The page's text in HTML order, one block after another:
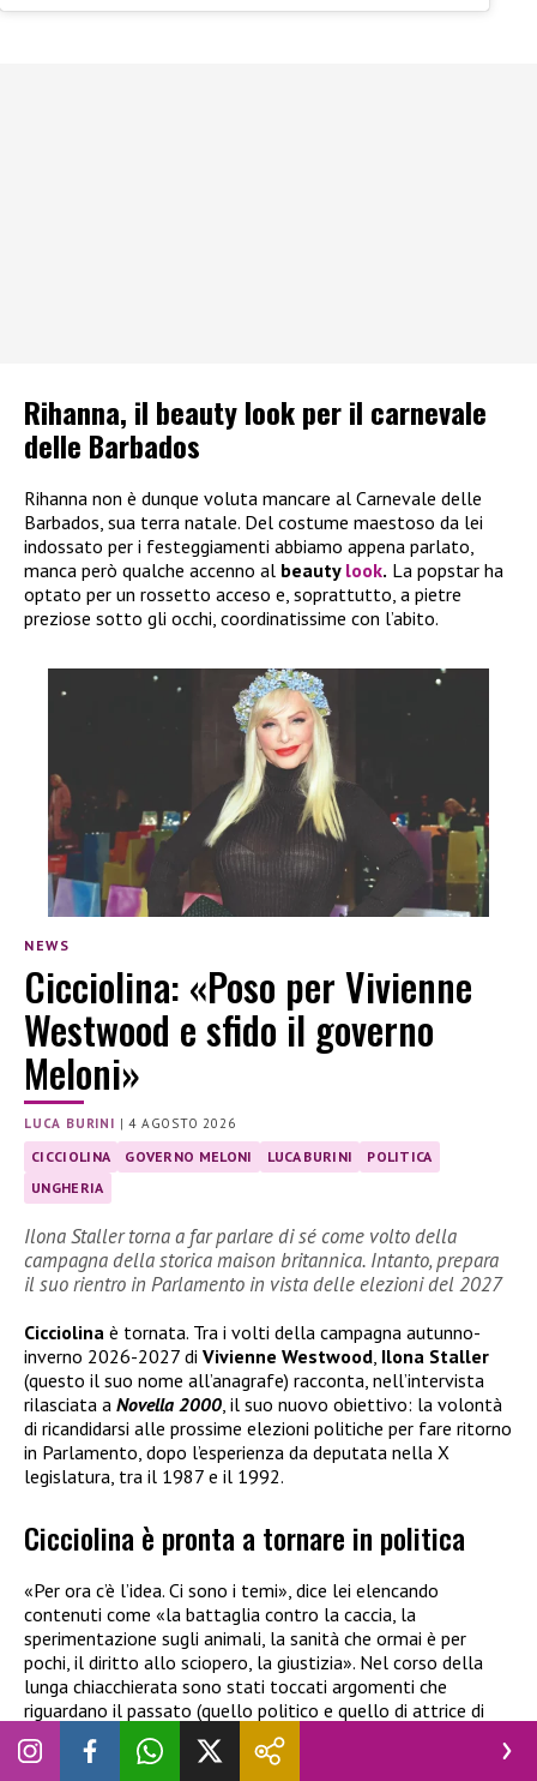
Rihanna, il beauty look per il carnevale
delle Barbados
Rihanna non è dunque voluta mancare al Carnevale delle
Barbados, sua terra natale. Del costume maestoso da lei
indossato per i festeggiamenti abbiamo appena parlato,
manca però qualche accenno al beauty look. La popstar ha
optato per un rossetto acceso e, soprattutto, a pietre
preziose sotto gli occhi, coordinatissime con l’abito.
NEWS
Cicciolina: «Poso per Vivienne
Westwood e sfido il governo
Meloni»
LUCA BURINI |4 AGOSTO 2026
CICCIOLINA GOVERNO MELONI LUCA BURINI
POLITICA
UNGHERIA
Ilona Staller torna a far parlare di sé come volto della
campagna della storica maison britannica. Intanto, prepara
il suo rientro in Parlamento in vista delle elezioni del 2027
Cicciolina è tornata. Tra i volti della campagna autunno-
inverno 2026-2027 di Vivienne Westwood, Ilona Staller
(questo il suo nome all’anagrafe) racconta, nell’intervista
rilasciata a Novella 2000, il suo nuovo obiettivo: la volontà
di ricandidarsi alle prossime elezioni politiche per fare ritorno
in Parlamento, dopo l’esperienza da deputata nella X
legislatura, tra il 1987 e il 1992.
Cicciolina è pronta a tornare in politica
«Per ora c’è l’idea. Ci sono i temi», dice lei elencando
contenuti come «la battaglia contro la caccia, la
sperimentazione sugli animali, la sanità che ormai è per
pochi, il diritto allo sciopero, la giustizia». Nel corso della
lunga chiacchierata sono stati toccati argomenti che
riguardano il passato (quello politico e quello di attrice di
film porno), il presente, commentando l’operato di
Meloni in Italia, e il futuro, partendo proprio dall’impegno